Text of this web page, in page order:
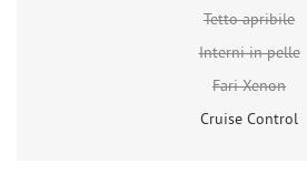
Tetto apribile
Interni in pelle
Fari Xenon
Cruise Control